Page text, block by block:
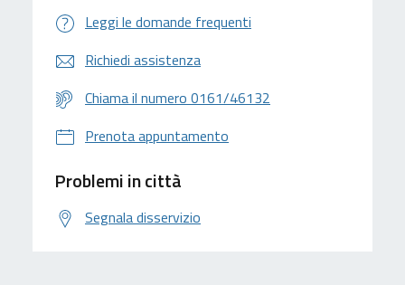
Leggi le domande frequenti
Richiedi assistenza
Chiama il numero 0161/46132
Prenota appuntamento
Problemi in città
Segnala disservizio